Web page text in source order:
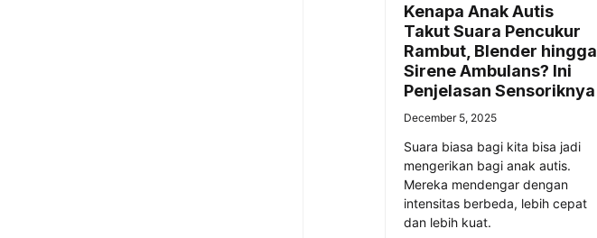
Kenapa Anak Autis
Takut Suara Pencukur
Rambut, Blender hingga
Sirene Ambulans? Ini
Penjelasan Sensoriknya
December 5, 2025
Suara biasa bagi kita bisa jadi
mengerikan bagi anak autis.
Mereka mendengar dengan
intensitas berbeda, lebih cepat
dan lebih kuat.